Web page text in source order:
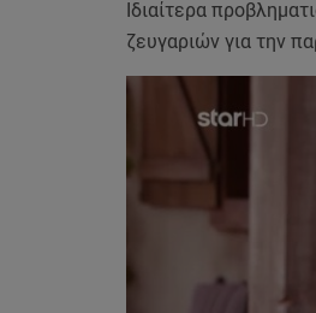
Ιδιαίτερα
ζευγαριών για την